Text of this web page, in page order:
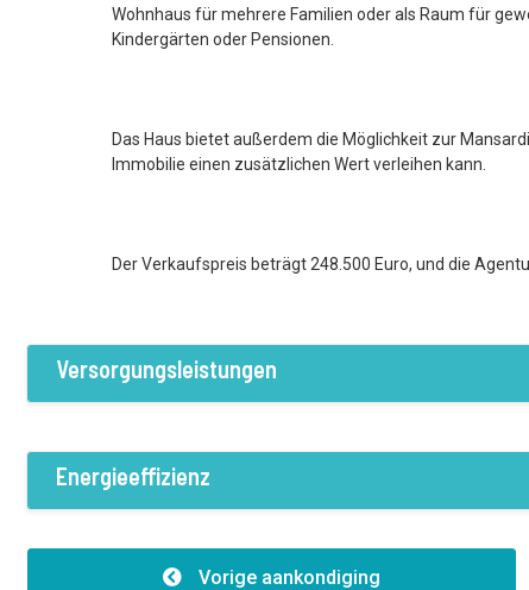
Wohnhaus für mehrere Familien oder als Raum für
Kindergärten oder Pensionen.
Das Haus bietet außerdem die Möglichkeit zur
Immobilie einen zusätzlichen Wert verleihen kann.
Der Verkaufspreis beträgt 248.500 Euro, und die
Versorgungsleistungen
Energieeffizienz
Energieeffizienz:CVorige aankondiging